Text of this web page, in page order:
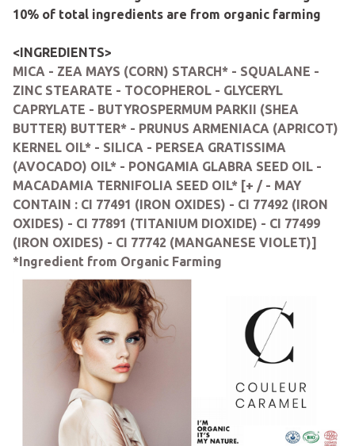
10% of total ingredients are from organic farming
<INGREDIENTS>
MICA - ZEA MAYS (CORN) STARCH* - SQUALANE -
ZINC STEARATE - TOCOPHEROL - GLYCERYL
CAPRYLATE - BUTYROSPERMUM PARKII (SHEA
BUTTER) BUTTER* - PRUNUS ARMENIACA (APRICOT)
KERNEL OIL* - SILICA - PERSEA GRATISSIMA
(AVOCADO) OIL* - PONGAMIA GLABRA SEED OIL -
MACADAMIA TERNIFOLIA SEED OIL* [+ / - MAY
CONTAIN : CI 77491 (IRON OXIDES) - CI 77492 (IRON
OXIDES) - CI 77891 (TITANIUM DIOXIDE) - CI 77499
(IRON OXIDES) - CI 77742 (MANGANESE VIOLET)]
*Ingredient from Organic Farming